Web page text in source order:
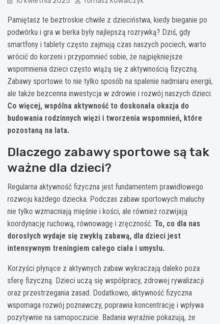
Pamiętasz te beztroskie chwile z dzieciństwa, kiedy bieganie po
podwórku i gra w berka były najlepszą rozrywką? Dziś, gdy
smartfony i tablety często zajmują czas naszych pociech, warto
wrócić do korzeni i przypomnieć sobie, że najpiękniejsze
wspomnienia dzieci często wiążą się z aktywnością fizyczną.
Zabawy sportowe to nie tylko sposób na spalenie nadmiaru energii,
ale także bezcenna inwestycja w zdrowie i rozwój naszych dzieci.
Co więcej, wspólna aktywność to doskonała okazja do
budowania rodzinnych więzi i tworzenia wspomnień, które
pozostaną na lata.
Dlaczego zabawy sportowe są tak
ważne dla dzieci?
Regularna aktywność fizyczna jest fundamentem prawidłowego
rozwoju każdego dziecka. Podczas zabaw sportowych maluchy
nie tylko wzmacniają mięśnie i kości, ale również rozwijają
koordynację ruchową, równowagę i zręczność. To, co dla nas
dorosłych wydaje się zwykłą zabawą, dla dzieci jest
intensywnym treningiem całego ciała i umysłu.
Korzyści płynące z aktywnych zabaw wykraczają daleko poza
sferę fizyczną. Dzieci uczą się współpracy, zdrowej rywalizacji
oraz przestrzegania zasad. Dodatkowo, aktywność fizyczna
wspomaga rozwój poznawczy, poprawia koncentrację i wpływa
pozytywnie na samopoczucie. Badania wyraźnie pokazują, że